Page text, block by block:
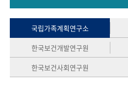
세계와 함께 한 KIHASA
VR 역사관
국립가족계획연구소
한국보건개발연구원
한국보건사회연구원